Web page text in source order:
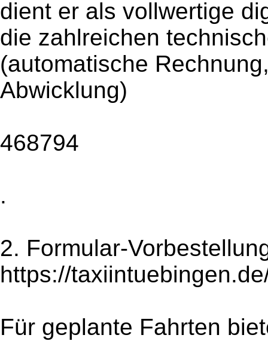
dient er als vollwertige
die zahlreichen
(automatische
Abwicklung)
468794
.
2. Formular-
https://
Für geplante Fahrten